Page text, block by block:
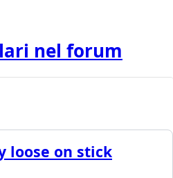
nel forum
loose on stick